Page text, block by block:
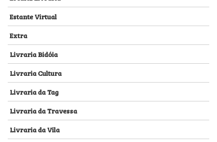
Estante Virtual
Extra
Livraria Bidóia
Livraria Cultura
Livraria da Tag
Livraria da Travessa
Livraria da Vila